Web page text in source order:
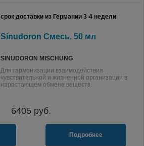
срок доставки из Германии 3-4 недели
Sinudoron Смесь, 50 мл
SINUDORON MISCHUNG
Для гармонизации взаимодействия
чувствительной и жизненной организации в
нарастающем обмене веществ.
6405 руб.
Подробнее